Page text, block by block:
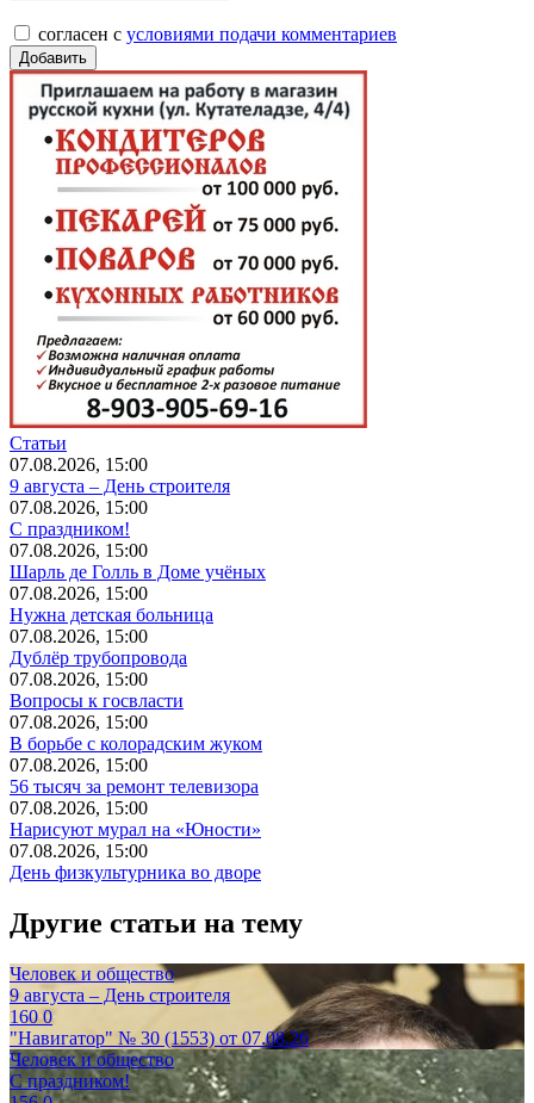
согласен с условиями подачи комментариев
Статьи
07.08.2026, 15:00
9 августа – День строителя
07.08.2026, 15:00
С праздником!
07.08.2026, 15:00
Шарль де Голль в Доме учёных
07.08.2026, 15:00
Нужна детская больница
07.08.2026, 15:00
Дублёр трубопровода
07.08.2026, 15:00
Вопросы к госвласти
07.08.2026, 15:00
В борьбе с колорадским жуком
07.08.2026, 15:00
56 тысяч за ремонт телевизора
07.08.2026, 15:00
Нарисуют мурал на «Юности»
07.08.2026, 15:00
День физкультурника во дворе
Другие статьи на тему
Человек и общество
9 августа – День строителя
1600
"Навигатор" № 30 (1553) от 07.08.26
Человек и общество
С праздником!